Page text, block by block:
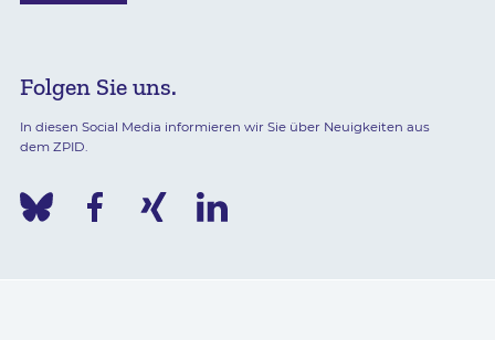
Folgen Sie uns.
In diesen Social Media informieren wir Sie über Neuigkeiten aus
dem ZPID.